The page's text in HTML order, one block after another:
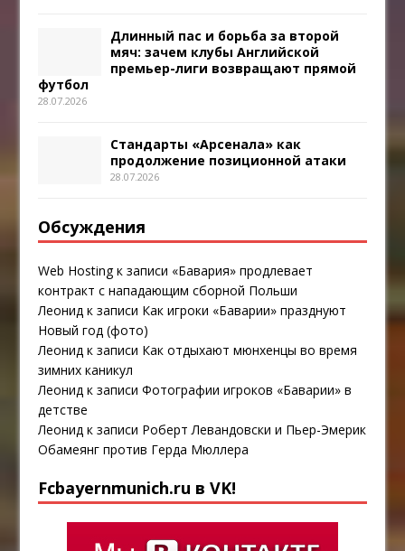
Длинный пас и борьба за второй
мяч: зачем клубы Английской
премьер-лиги возвращают прямой
футбол
28.07.2026
Стандарты «Арсенала» как
продолжение позиционной атаки
28.07.2026
Обсуждения
Web Hostingк записи «Бавария» продлевает
контракт с нападающим сборной Польши
Леонид к записи Как игроки «Баварии» празднуют
Новый год (фото)
Леонид к записи Как отдыхают мюнхенцы во время
зимних каникул
Леонид к записиФотографии игроков «Баварии» в
детстве
Леонид к записи Роберт Левандовски и Пьер-Эмерик
Обамеянг против Герда Мюллера
Fcbayernmunich.ru в VK!